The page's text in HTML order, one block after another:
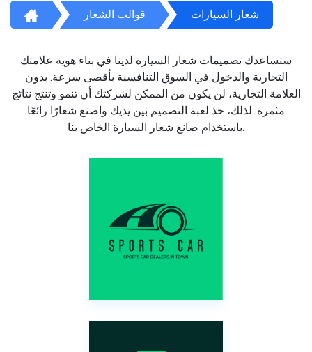
قوالب الشعار شعار السيارات
ستساعدك تصميمات شعار السيارة لدينا في بناء هوية علامتك
التجارية والدخول في السوق التنافسية بأقصى سرعة. بدون
العلامة التجارية، لن يكون من الممكن لشركتك أن تنمو وتنتج نتائج
مثمرة. لذلك، خذ لعبة التصميم بين يديك واصنع شعارًا رائعًا
باستخدام صانع شعار السيارة الخاص بنا.